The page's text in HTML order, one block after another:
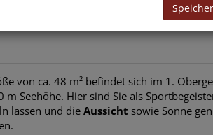
von ca. 48 m² befindet sich im 1.
Seehöhe. Hier sind Sie als
lassen und die Aussicht sowie Sonne